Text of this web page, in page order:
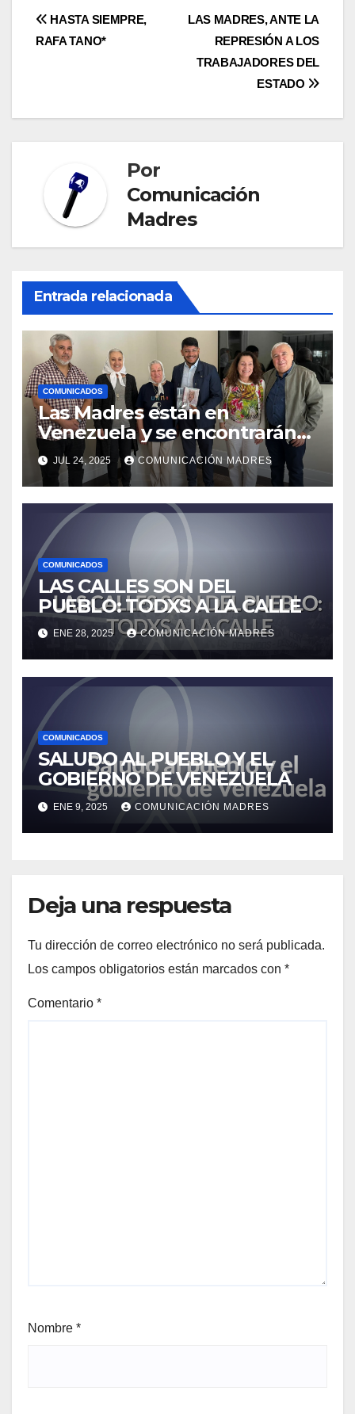
Navegación
LAS MADRES, ANTE LA
REPRESIÓN A LOS
TRABAJADORES DEL
ESTADO
HASTA SIEMPRE,
RAFA TANO*
Por
Comunicación
Madres
Entrada relacionada
COMUNICADOS
Las Madres están en
Venezuela y se encontrarán
con el presidente Nicolás
Maduro
JUL 24, 2025 COMUNICACIÓN MADRES
COMUNICADOS
LAS CALLES SON DEL
PUEBLO: TODXS A LA CALLE
ENE 28, 2025 COMUNICACIÓN MADRES
COMUNICADOS
SALUDO AL PUEBLO Y EL
GOBIERNO DE VENEZUELA
ENE 9, 2025 COMUNICACIÓN MADRES
Deja una respuesta
Tu dirección de correo electrónico no será publicada.
Los campos obligatorios están marcados con *
Comentario *
Nombre *